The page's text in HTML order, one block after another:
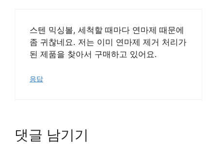
스텐 믹싱볼, 세척할 때마다 연마제 때문에
좀 귀찮네요. 저는 이미 연마제 제거 처리가
된 제품을 찾아서 구매하고 있어요.
응답
댓글 남기기